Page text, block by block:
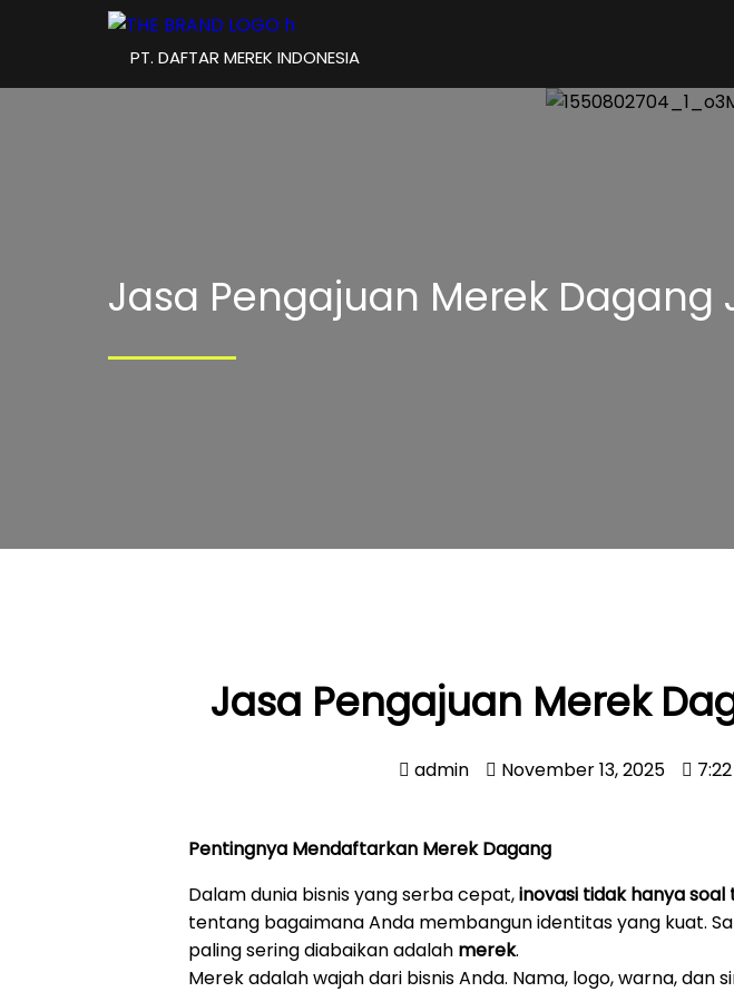
PT. DAFTAR MEREK INDONESIA
Jasa Pengajuan Merek Dagang
Jasa Pengajuan Merek
admin November 13, 2025
Pentingnya Mendaftarkan Merek Dagang
Dalam dunia bisnis yang serba cepat,inovasi tidak hanya soal
tentang bagaimana Anda membangun identitas yang kuat.
paling sering diabaikan adalah merek.
Merek adalah wajah dari bisnis Anda. Nama, logo, warna, dan